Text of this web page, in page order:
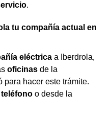
.
tu compañía actual en
eléctrica a Iberdrola,
oficinas de la
para hacer este trámite.
teléfono o desde la